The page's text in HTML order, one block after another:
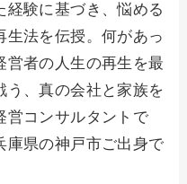
経験に基づき、悩める
生法を伝授。何があっ
営者の人生の再生を最
う、真の会社と家族を
営コンサルタントで
庫県の神戸市ご出身で